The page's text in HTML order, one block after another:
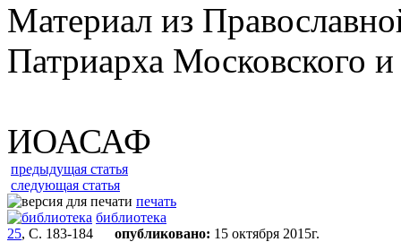
Материал из
Патриарха Московского
ИОАСАФ
предыдущая статья
следующая статья
печать
библиотека
25, С. 183-184 опубликовано: 15 октября 2015г.